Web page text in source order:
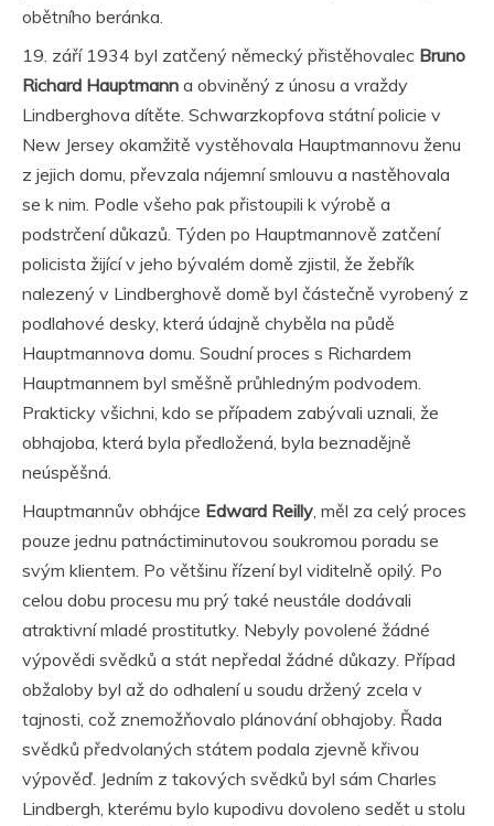
obětního beránka.
19. září 1934 byl zatčený německý přistěhovalec Bruno
Richard Hauptmann a obviněný z únosu a vraždy
Lindberghova dítěte. Schwarzkopfova státní policie v
New Jersey okamžitě vystěhovala Hauptmannovu ženu
z jejich domu, převzala nájemní smlouvu a nastěhovala
se k nim. Podle všeho pak přistoupili k výrobě a
podstrčení důkazů. Týden po Hauptmannově zatčení
policista žijící v jeho bývalém domě zjistil, že žebřík
nalezený v Lindberghově domě byl částečně vyrobený z
podlahové desky, která údajně chyběla na půdě
Hauptmannova domu. Soudní proces s Richardem
Hauptmannem byl směšně průhledným podvodem.
Prakticky všichni, kdo se případem zabývali uznali, že
obhajoba, která byla předložená, byla beznadějně
neúspěšná.
Hauptmannův obhájce Edward Reilly, měl za celý proces
pouze jednu patnáctiminutovou soukromou poradu se
svým klientem. Po většinu řízení byl viditelně opilý. Po
celou dobu procesu mu prý také neustále dodávali
atraktivní mladé prostitutky. Nebyly povolené žádné
výpovědi svědků a stát nepředal žádné důkazy. Případ
obžaloby byl až do odhalení u soudu držený zcela v
tajnosti, což znemožňovalo plánování obhajoby. Řada
svědků předvolaných státem podala zjevně křivou
výpověď. Jedním z takových svědků byl sám Charles
Lindbergh, kterému bylo kupodivu dovoleno sedět u stolu